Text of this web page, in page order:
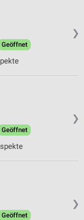
❯
Geöffnet
❯
Geöffnet
❯
Geöffnet